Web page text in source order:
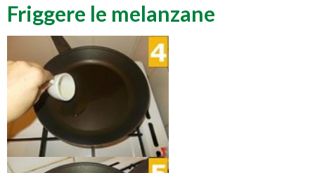
Friggere le melanzane